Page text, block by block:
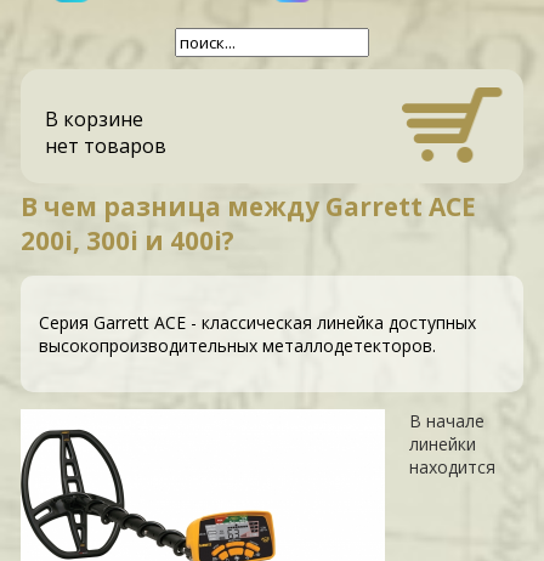
В корзине
нет товаров
В чем разница между Garrett ACE
200i, 300i и 400i?
Серия Garrett ACE - классическая линейка доступных
высокопроизводительных металлодетекторов.
В начале
линейки
находится